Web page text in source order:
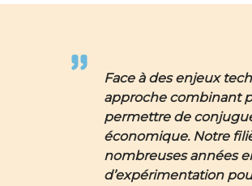
Face à des enjeux
approche combinant
permettre de
économique. Notre
nombreuses années
d’expérimentation